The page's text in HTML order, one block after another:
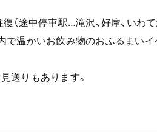
途中停車駅…滝沢、好摩、いわて
で温かいお飲み物のおふるまいイ
送りもあります。